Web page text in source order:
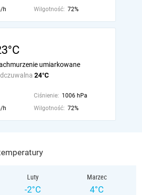
h Wilgotność: 72%
24°C
umiarkowane
Ciśnienie: 1006 hPa
h Wilgotność: 72%
Luty
-2°C
Marzec
4°C